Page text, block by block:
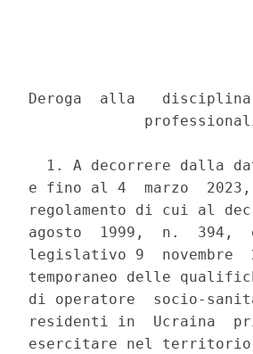
Deroga  alla
1. A decorrere dalla
e fino al 4  marzo
regolamento di cui al
agosto  1999,  n.
legislativo 9
temporaneo delle
di operatore  socio-
residenti in  Ucraina
esercitare nel